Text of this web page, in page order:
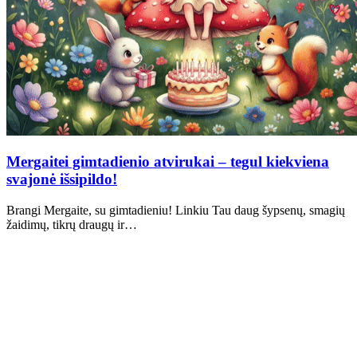
Mergaitei gimtadienio atvirukai – tegul kiekviena
svajonė išsipildo!
Brangi Mergaite, su gimtadieniu! Linkiu Tau daug šypsenų, smagių
žaidimų, tikrų draugų ir…